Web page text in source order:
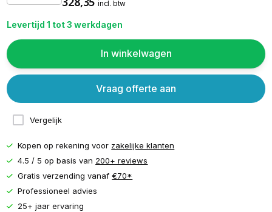
incl. btw
Levertijd 1 tot 3 werkdagen
In winkelwagen
Vergelijk
Vraag offerte aan
Kopen op rekening voor zakelijke klanten
4.5 / 5 op basis van 200+ reviews
Gratis verzending vanaf€70*
Professioneel advies
25+ jaar ervaring